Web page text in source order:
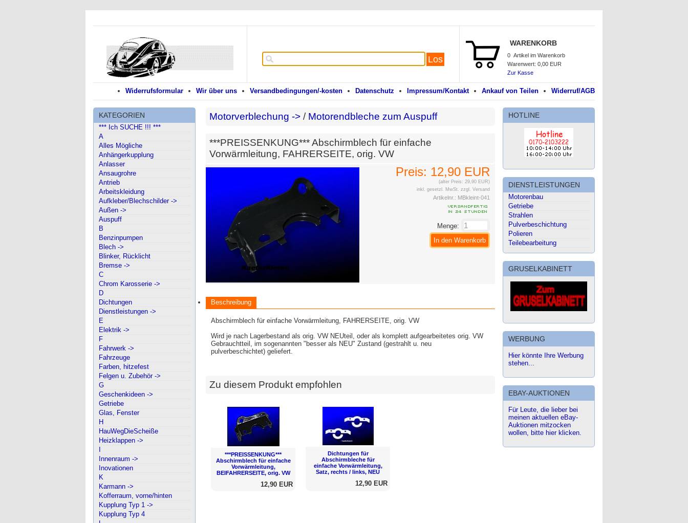
Widerruf/AGB
Ankauf von Teilen
Impressum/Kontakt
Datenschutz
Versandbedingungen/-kosten
Wir über uns
Widerrufsformular
Los
WARENKORB
0 Artikel im Warenkorb
Warenwert: 0,00 EUR
Zur Kasse
KATEGORIEN
*** Ich SUCHE !!! ***
A
Alles Mögliche
Anhängerkupplung
Anlasser
Ansaugrohre
Antrieb
Arbeitskleidung
Aufkleber/Blechschilder ->
Außen ->
Auspuff
B
Benzinpumpen
Blech ->
Blinker, Rücklicht
Bremse ->
C
Chrom Karosserie ->
D
Dichtungen
Dienstleistungen ->
E
Elektrik ->
F
Fahrwerk ->
Fahrzeuge
Farben, hitzefest
Felgen u. Zubehör ->
G
Geschenkideen ->
Getriebe
Glas, Fenster
H
HauWegDieScheiße
Heizklappen ->
Innenraum ->
Inovationen
K
Karmann ->
Kofferraum, vorne/hinten
Kupplung Typ 1 ->
Kupplung Typ 4
Motorverblechung -> / Motorendbleche zum Auspuff
***PREISSENKUNG*** Abschirmblech für einfache
Vorwärmleitung, FAHRERSEITE, orig. VW
Preis: 12,90 EUR
(alter Preis: 29,90 EUR)
inkl. gesetzl. MwSt. zzgl. Versand
Artikelnr.: MBkleint-041
Menge:
In den Warenkorb
Beschreibung
Abschirmblech für einfache Vorwärmleitung, FAHRERSEITE, orig. VW
Wird je nach Lagerbestand als orig. VW NEUteil, oder als komplett aufgearbeitetes orig. VW
Gebrauchtteil, im sogenannten "besser als NEU" Zustand (gestrahlt u. neu
pulverbeschichtet) geliefert.
Zu diesem Produkt empfohlen
***PREISSENKUNG***
Abschirmblech für einfache
Vorwärmleitung,
BEIFAHRERSEITE, orig. VW
12,90 EUR
Dichtungen für
Abschirmbleche für
einfache Vorwärmleitung,
Satz, rechts / links, NEU
12,90 EUR
HOTLINE
DIENSTLEISTUNGEN
Motorenbau
Getriebe
Strahlen
Pulverbeschichtung
Polieren
Teilebearbeitung
GRUSELKABINETT
WERBUNG
Hier könnte Ihre Werbung
stehen...
EBAY-AUKTIONEN
Für Leute, die lieber bei
meinen aktuellen eBay-
Auktionen mitzocken
wollen, bitte hier klicken.